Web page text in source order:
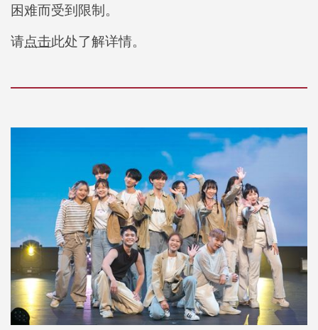
困难而受到限制。
请点击此处了解详情。